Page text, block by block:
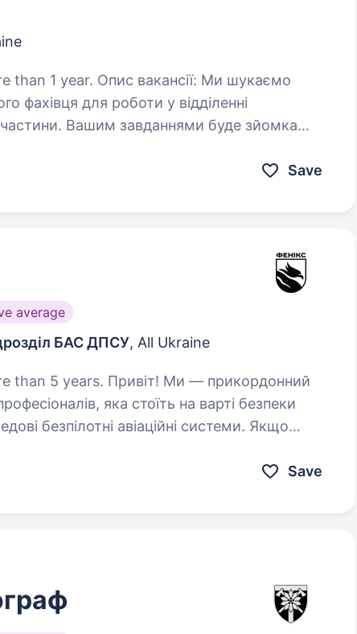
Ми шукаємо
фахівця для роботи у відділенні
частини. Вашим завданнями буде зйомка
Save
average
БАС ДПСУ, All Ukraine
Ми — прикордонний
яка стоїть на варті безпеки
безпілотні авіаційні системи. Якщо
Save